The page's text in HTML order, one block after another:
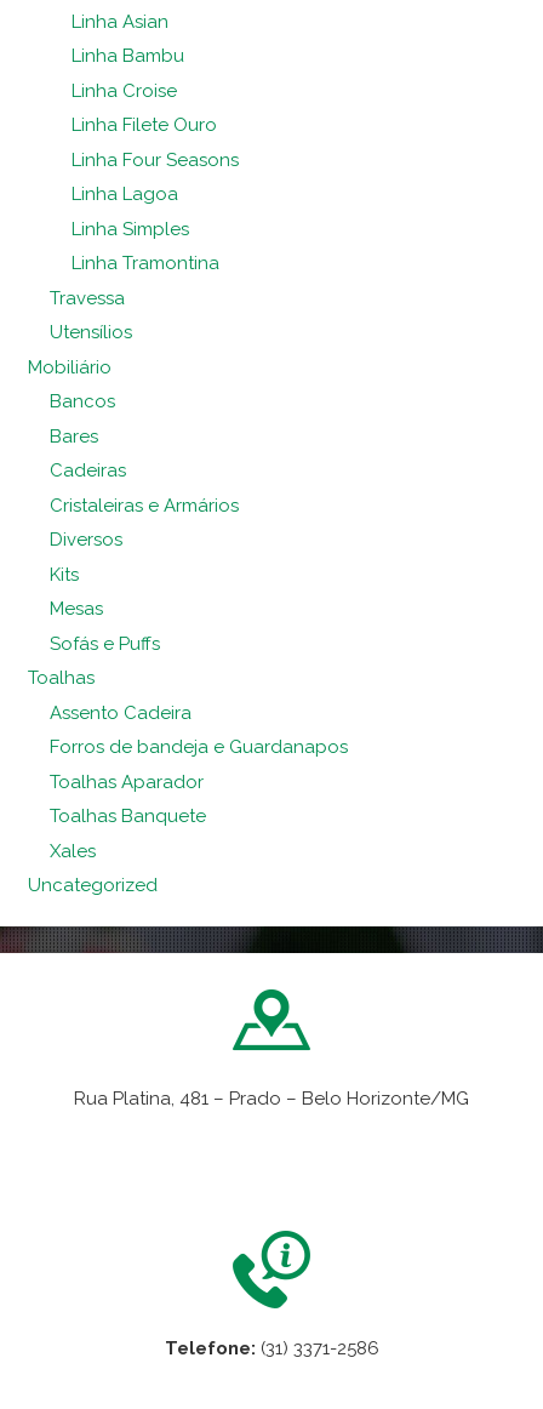
Linha Asian
Linha Bambu
Linha Croise
Linha Filete Ouro
Linha Four Seasons
Linha Lagoa
Linha Simples
Linha Tramontina
Travessa
Utensílios
Mobiliário
Bancos
Bares
Cadeiras
Cristaleiras e Armários
Diversos
Kits
Mesas
Sofás e Puffs
Toalhas
Assento Cadeira
Forros de bandeja e Guardanapos
Toalhas Aparador
Toalhas Banquete
Xales
Uncategorized
Rua Platina, 481 – Prado – Belo Horizonte/MG
Telefone: (31) 3371-2586